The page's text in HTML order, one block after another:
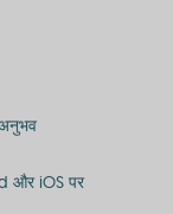
और iOS पर